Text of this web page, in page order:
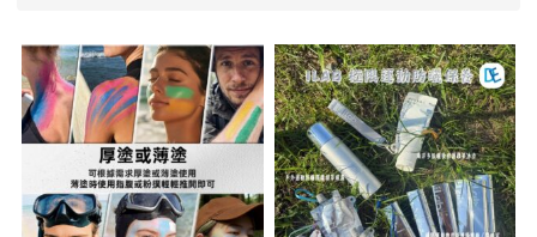
latest